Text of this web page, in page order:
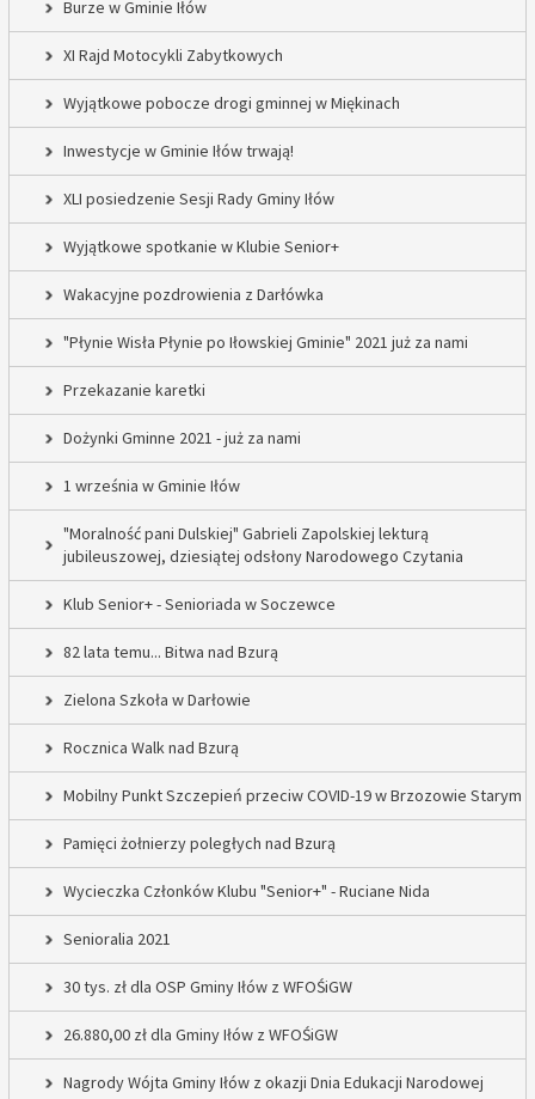
Burze w Gminie Iłów
XI Rajd Motocykli Zabytkowych
Wyjątkowe pobocze drogi gminnej w Miękinach
Inwestycje w Gminie Iłów trwają!
XLI posiedzenie Sesji Rady Gminy Iłów
Wyjątkowe spotkanie w Klubie Senior+
Wakacyjne pozdrowienia z Darłówka
"Płynie Wisła Płynie po Iłowskiej Gminie" 2021 już za nami
Przekazanie karetki
Dożynki Gminne 2021 - już za nami
1 września w Gminie Iłów
"Moralność pani Dulskiej" Gabrieli Zapolskiej lekturą
jubileuszowej, dziesiątej odsłony Narodowego Czytania
Klub Senior+ - Senioriada w Soczewce
82 lata temu... Bitwa nad Bzurą
Zielona Szkoła w Darłowie
Rocznica Walk nad Bzurą
Mobilny Punkt Szczepień przeciw COVID-19 w Brzozowie Starym
Pamięci żołnierzy poległych nad Bzurą
Wycieczka Członków Klubu "Senior+" - Ruciane Nida
Senioralia 2021
30 tys. zł dla OSP Gminy Iłów z WFOŚiGW
26.880,00 zł dla Gminy Iłów z WFOŚiGW
Nagrody Wójta Gminy Iłów z okazji Dnia Edukacji Narodowej